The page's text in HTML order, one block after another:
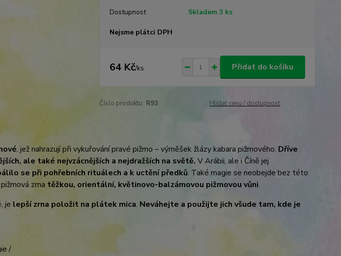
Dostupnost Skladem 3 ks
Nejsme plátci DPH
64 Kč/ks Přidat do košíku
Číslo produktu: R93 Hlídat cenu / dostupnost
, jež nahrazují při vykuřování pravé pižmo – výměšek žlázy kabara pižmového. Dříve
ale také nejvzácnějších a nejdražších na světě. V Arábii, ale i Číně jej
se při pohřebních rituálech a k uctění předků. Také magie se neobejde bez této
zrna těžkou, orientální, květinovo-balzámovou pižmovou vůni.
je lepší zrna položit na plátek mica. Neváhejte a použijte jich všude tam, kde je
/